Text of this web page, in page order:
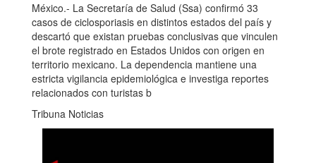
México.- La Secretaría de Salud (Ssa) confirmó 33
casos de ciclosporiasis en distintos estados del país y
descartó que existan pruebas conclusivas que vinculen
el brote registrado en Estados Unidos con origen en
territorio mexicano. La dependencia mantiene una
estricta vigilancia epidemiológica e investiga reportes
relacionados con turistas b
Tribuna Noticias